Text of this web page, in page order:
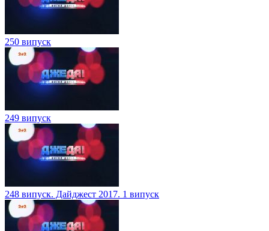
250 випуск
249 випуск
248 випуск. Дайджест 2017. 1 випуск